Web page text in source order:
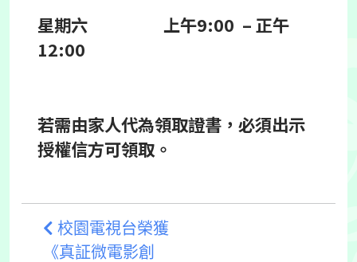
星期六 上午9:00 – 正午
12:00
若需由家人代為領取證書，必須出示
授權信方可領取。
校園電視台榮獲
《真証微電影創